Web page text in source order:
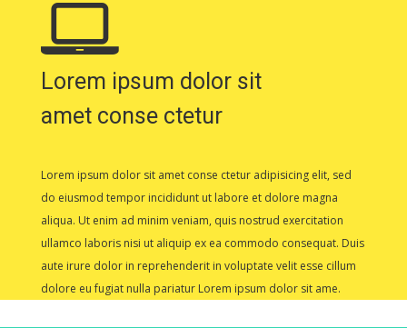
Lorem ipsum dolor sit
amet conse ctetur
Lorem ipsum dolor sit amet conse ctetur adipisicing elit, sed
do eiusmod tempor incididunt ut labore et dolore magna
aliqua. Ut enim ad minim veniam, quis nostrud exercitation
ullamco laboris nisi ut aliquip ex ea commodo consequat. Duis
aute irure dolor in reprehenderit in voluptate velit esse cillum
dolore eu fugiat nulla pariatur Lorem ipsum dolor sit ame.